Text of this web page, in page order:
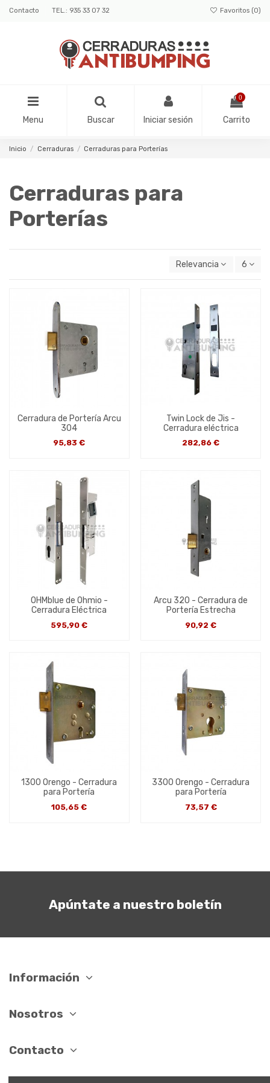
Contacto TEL.: 935 33 07 32 Favoritos (0)
Menu Buscar Iniciar sesión
0
Carrito
Inicio Cerraduras Cerraduras para Porterías
Cerraduras para
Porterías
Relevancia 6
Cerradura de Portería Arcu
304
95,83 €
Twin Lock de Jis -
Cerradura eléctrica
282,86 €
OHMblue de Ohmio -
Cerradura Eléctrica
595,90 €
Arcu 320 - Cerradura de
Portería Estrecha
90,92 €
1300 Orengo - Cerradura
para Portería
105,65 €
3300 Orengo - Cerradura
para Portería
73,57 €
Apúntate a nuestro boletín
Información
Nosotros
Contacto